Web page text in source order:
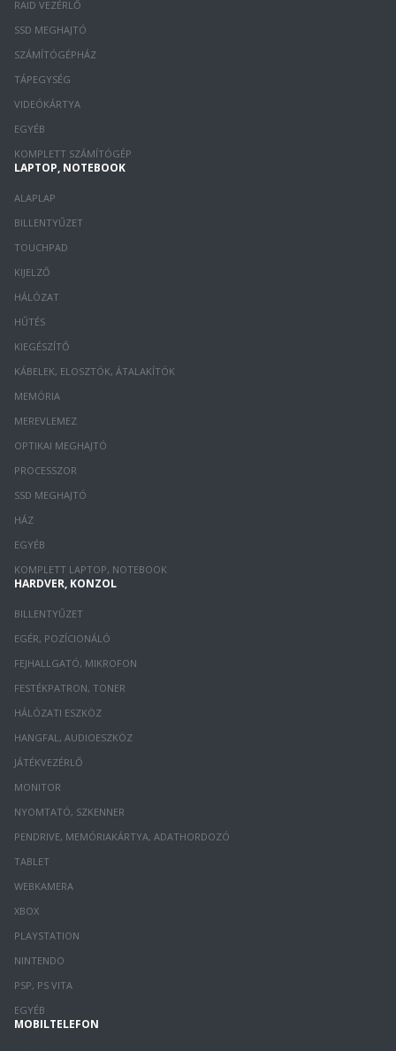
RAID VEZÉRLŐ
SSD MEGHAJTÓ
SZÁMÍTÓGÉPHÁZ
TÁPEGYSÉG
VIDEÓKÁRTYA
EGYÉB
KOMPLETT SZÁMÍTÓGÉP
LAPTOP, NOTEBOOK
ALAPLAP
BILLENTYŰZET
TOUCHPAD
KIJELZŐ
HÁLÓZAT
HŰTÉS
KIEGÉSZÍTŐ
KÁBELEK, ELOSZTÓK, ÁTALAKÍTÓK
MEMÓRIA
MEREVLEMEZ
OPTIKAI MEGHAJTÓ
PROCESSZOR
SSD MEGHAJTÓ
HÁZ
EGYÉB
KOMPLETT LAPTOP, NOTEBOOK
HARDVER, KONZOL
BILLENTYŰZET
EGÉR, POZÍCIONÁLÓ
FEJHALLGATÓ, MIKROFON
FESTÉKPATRON, TONER
HÁLÓZATI ESZKÖZ
HANGFAL, AUDIOESZKÖZ
JÁTÉKVEZÉRLŐ
MONITOR
NYOMTATÓ, SZKENNER
PENDRIVE, MEMÓRIAKÁRTYA, ADATHORDOZÓ
TABLET
WEBKAMERA
XBOX
PLAYSTATION
NINTENDO
PSP, PS VITA
EGYÉB
MOBILTELEFON